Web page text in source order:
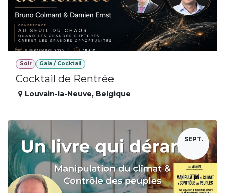
Soir Gala / Cocktail
Cocktail de Rentrée
Louvain-la-Neuve, Belgique
SEPT.
11